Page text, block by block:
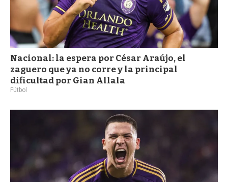
Nacional: la espera por César Araújo, el
zaguero que ya no corre y la principal
dificultad por Gian Allala
Fútbol